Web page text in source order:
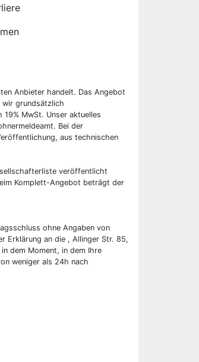
Anbieter handelt. Das Angebot
wir grundsätzlich
MwSt. Unser aktuelles
Bei der
aus technischen
veröffentlicht
Komplett-Angebot beträgt der
ohne Angaben von
Erklärung an die , Allinger Str. 85,
dem Moment, in dem Ihre
weniger als 24h nach